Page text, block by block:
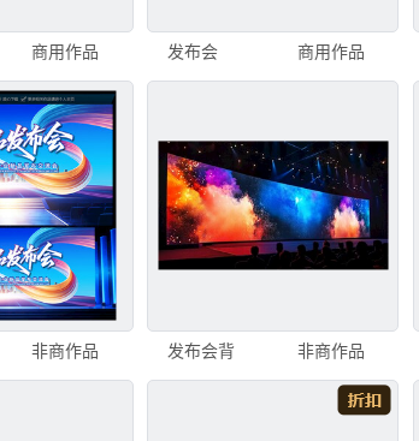
商用作品 发布会 商用作品
非商作品 发布会背 非商作品